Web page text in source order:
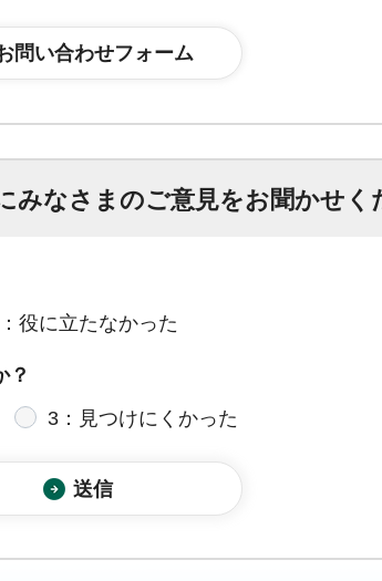
みなさまのご意見をお聞かせく
役に立たなかった
？
3：見つけにくかった